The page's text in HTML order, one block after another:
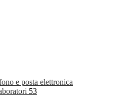
e posta elettronica
53